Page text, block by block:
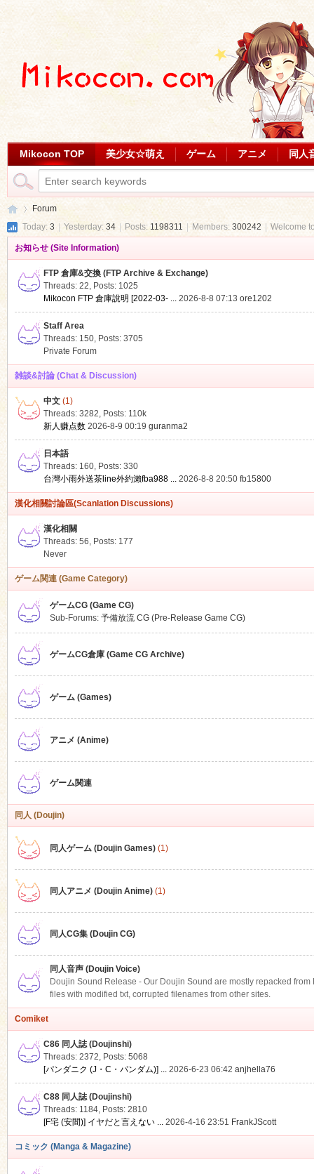
Mikocon TOP 美少女☆萌え ゲーム アニメ 同人
Forum
Today: 3 Yesterday: 34 Posts:1198311 Members: 300242 Welcome
お知らせ (Site Information)
FTP 倉庫&交換 (FTP Archive & Exchange)
Threads: 22, Posts: 1025
Mikocon FTP 倉庫說明 [2022-03- ... 2026-8-8 07:13 ore1202
Staff Area
Threads: 150, Posts: 3705
Private Forum
雑談&討論 (Chat & Discussion)
中文(1)
Threads: 3282, Posts: 110k
新人赚点数 2026-8-9 00:19 guranma2
日本語
Threads: 160, Posts: 330
台灣小雨外送茶line外約瀨fba988 ... 2026-8-8 20:50 fb15800
漢化相關討論區(Scanlation Discussions)
漢化相關
Threads: 56, Posts: 177
Never
ゲーム関連 (Game Category)
ゲームCG (Game CG)
Sub-Forums: 予備放流 CG (Pre-Release Game CG)
ゲームCG倉庫 (Game CG Archive)
ゲーム (Games)
アニメ (Anime)
ゲーム関連
同人 (Doujin)
同人ゲーム (Doujin Games)(1)
同人アニメ (Doujin Anime)(1)
同人CG集 (Doujin CG)
同人音声 (Doujin Voice)
Doujin Sound Release - Our Doujin Sound are mostly repacked
files with modified txt, corrupted filenames from other sites.
Comiket
C86 同人誌 (Doujinshi)
Threads: 2372, Posts: 5068
[パンダニク (J・C・パンダム)] ... 2026-6-23 06:42 anjhella76
C88 同人誌 (Doujinshi)
Threads: 1184, Posts: 2810
[F宅 (安間)] イヤだと言えない ... 2026-4-16 23:51 FrankJScott
コミック (Manga & Magazine)